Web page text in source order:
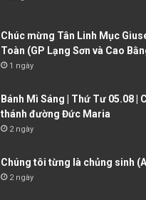
Chúc mừng Tân Linh Mục
Toàn (GP Lạng Sơn và Cao
1 ngày
Bánh Mì Sáng | Thứ Tư 05.08 |
thánh đường Đức Maria
2 ngày
Chúng tôi từng là chủng sinh
2 ngày